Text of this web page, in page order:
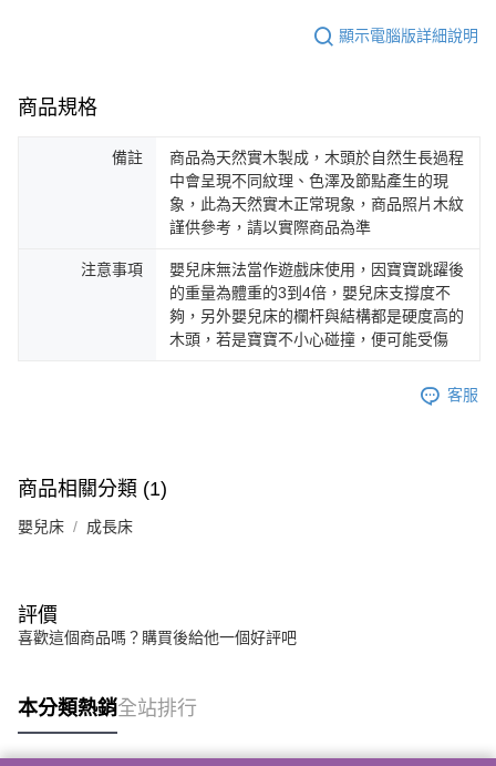
顯示電腦版詳細說明
商品規格
備註
商品為天然實木製成，木頭於自然生長過程
中會呈現不同紋理、色澤及節點產生的現
象，此為天然實木正常現象，商品照片木紋
謹供參考，請以實際商品為準
注意事項
嬰兒床無法當作遊戲床使用，因寶寶跳躍後
的重量為體重的3到4倍，嬰兒床支撐度不
夠，另外嬰兒床的欄杆與結構都是硬度高的
木頭，若是寶寶不小心碰撞，便可能受傷
客服
商品相關分類 (1)
嬰兒床 成長床
評價
喜歡這個商品嗎？購買後給他一個好評吧
本分類熱銷全站排行